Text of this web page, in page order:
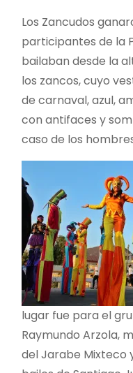
Los Zancudos
participantes de la
bailaban desde la
los zancos, cuyo
de carnaval, azul,
con antifaces y
caso de los
lugar fue para el
Raymundo Arzola,
del Jarabe Mixteco